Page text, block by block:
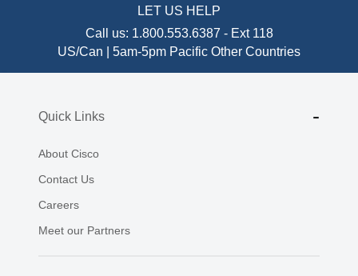
LET US HELP
Call us: 1.800.553.6387 - Ext 118
US/Can | 5am-5pm Pacific Other Countries